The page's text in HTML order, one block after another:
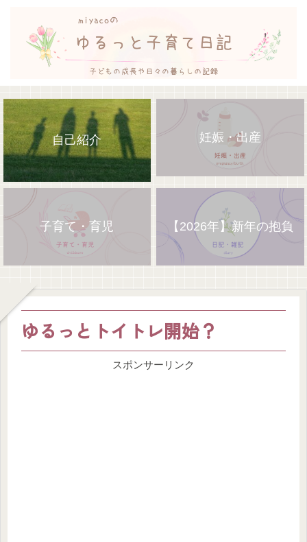
自己紹介 妊娠・出産
子育て・育児 【2026年】新年の抱負
ゆるっとトイトレ開始？
スポンサーリンク